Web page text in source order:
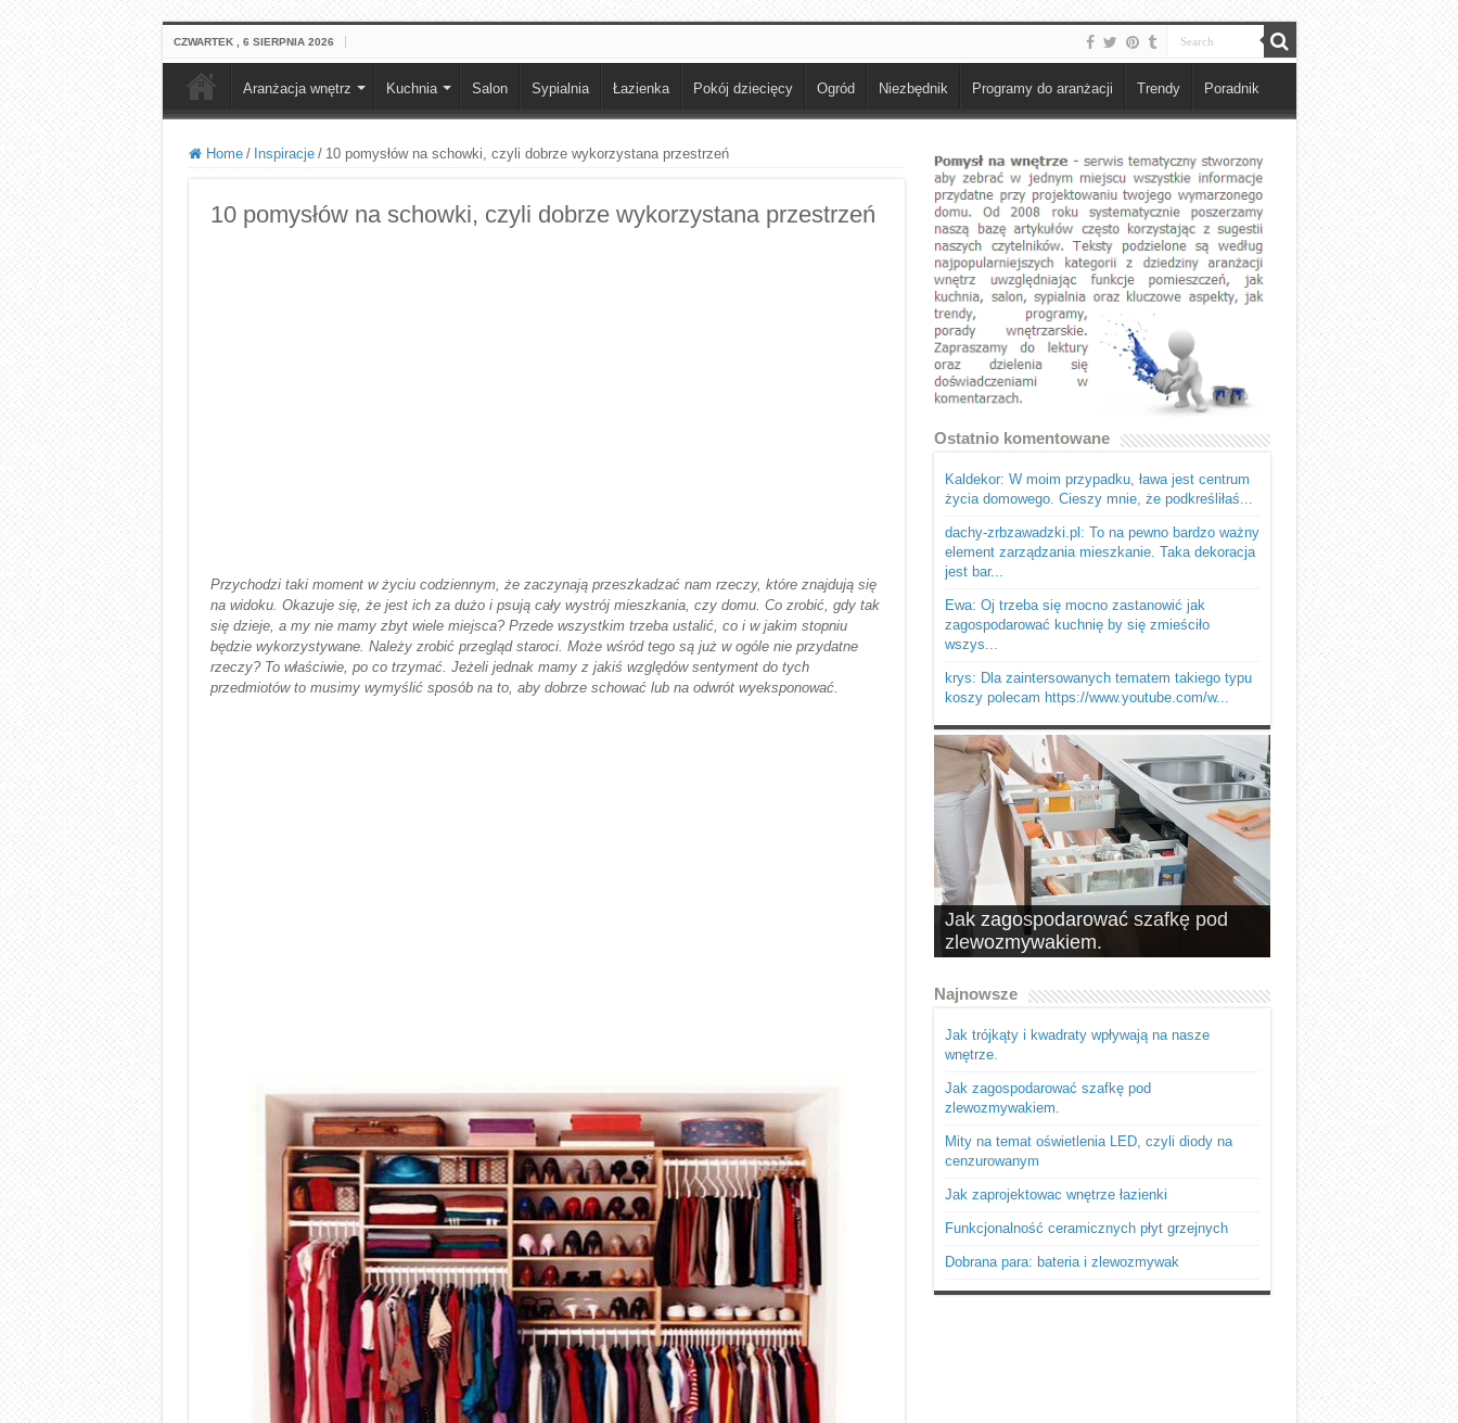
CZWARTEK , 6 SIERPNIA 2026
Aranżacja wnętrz Kuchnia Salon Sypialnia Łazienka Pokój dziecięcy Ogród Niezbędnik Programy do aranżacji Trendy Poradnik
Home / Inspiracje / 10 pomysłów na schowki, czyli dobrze wykorzystana przestrzeń
10 pomysłów na schowki, czyli dobrze wykorzystana przestrzeń
Przychodzi taki moment w życiu codziennym, że zaczynają przeszkadzać nam rzeczy, które znajdują się
na widoku. Okazuje się, że jest ich za dużo i psują cały wystrój mieszkania, czy domu. Co zrobić, gdy tak
się dzieje, a my nie mamy zbyt wiele miejsca? Przede wszystkim trzeba ustalić, co i w jakim stopniu
będzie wykorzystywane. Należy zrobić przegląd staroci. Może wśród tego są już w ogóle nie przydatne
rzeczy? To właściwie, po co trzymać. Jeżeli jednak mamy z jakiś względów sentyment do tych
przedmiotów to musimy wymyślić sposób na to, aby dobrze schować lub na odwrót wyeksponować.
Ostatnio komentowane
Kaldekor: W moim przypadku, ława jest centrum
życia domowego. Cieszy mnie, że podkreśliłaś...
dachy-zrbzawadzki.pl: To na pewno bardzo ważny
element zarządzania mieszkanie. Taka dekoracja
jest bar...
Ewa: Oj trzeba się mocno zastanowić jak
zagospodarować kuchnię by się zmieściło
wszys...
krys: Dla zaintersowanych tematem takiego typu
koszy polecam https://www.youtube.com/w...
Jak zagospodarować szafkę pod
zlewozmywakiem.
10 pomysłów na schowki, czyli
dobrze wykorzystana przestrzeń
Najnowsze
Jak trójkąty i kwadraty wpływają na nasze
wnętrze.
Jak zagospodarować szafkę pod
zlewozmywakiem.
Mity na temat oświetlenia LED, czyli diody na
cenzurowanym
Jak zaprojektowac wnętrze łazienki
Funkcjonalność ceramicznych płyt grzejnych
Dobrana para: bateria i zlewozmywak